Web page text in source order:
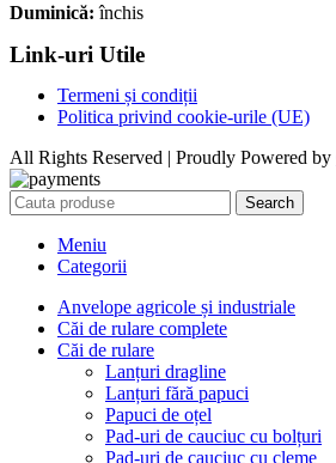
Duminică: închis
Link-uri Utile
Termeni și condiții
Politica privind cookie-urile (UE)
All Rights Reserved | Proudly Powered by
Search
Meniu
Categorii
Anvelope agricole și industriale
Căi de rulare complete
Căi de rulare
Lanțuri dragline
Lanțuri fără papuci
Papuci de oțel
Pad-uri de cauciuc cu bolțuri
Pad-uri de cauciuc cu cleme